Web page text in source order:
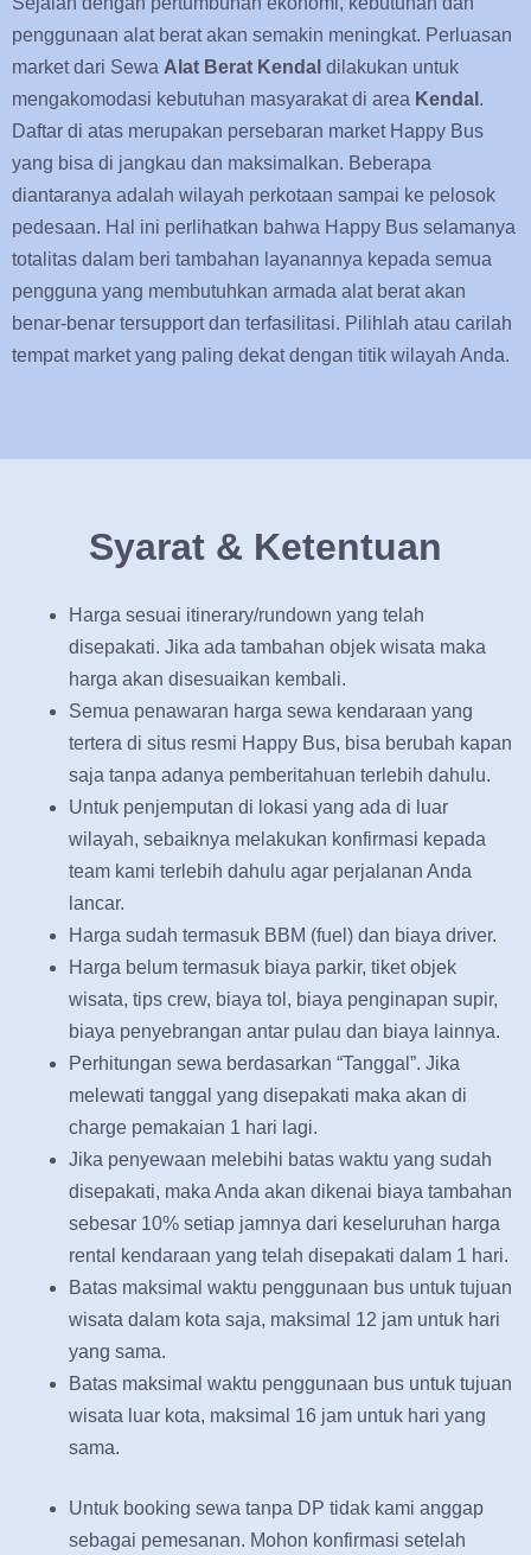
penggunaan alat berat akan semakin meningkat. Perluasan
market dari Sewa Alat Berat Kendal dilakukan untuk
mengakomodasi kebutuhan masyarakat di area Kendal .
Daftar di atas merupakan persebaran market Happy Bus
yang bisa di jangkau dan maksimalkan. Beberapa
diantaranya adalah wilayah perkotaan sampai ke pelosok
pedesaan. Hal ini perlihatkan bahwa Happy Bus selamanya
totalitas dalam beri tambahan layanannya kepada semua
pengguna yang membutuhkan armada alat berat akan
benar-benar tersupport dan terfasilitasi. Pilihlah atau carilah
tempat market yang paling dekat dengan titik wilayah Anda.
Syarat & Ketentuan
Harga sesuai itinerary/rundown yang telah
disepakati. Jika ada tambahan objek wisata maka
harga akan disesuaikan kembali.
Semua penawaran harga sewa kendaraan yang
tertera di situs resmi Happy Bus, bisa berubah kapan
saja tanpa adanya pemberitahuan terlebih dahulu.
Untuk penjemputan di lokasi yang ada di luar
wilayah, sebaiknya melakukan konfirmasi kepada
team kami terlebih dahulu agar perjalanan Anda
lancar.
Harga sudah termasuk BBM (fuel) dan biaya driver.
Harga belum termasuk biaya parkir, tiket objek
wisata, tips crew, biaya tol, biaya penginapan supir,
biaya penyebrangan antar pulau dan biaya lainnya.
Perhitungan sewa berdasarkan “Tanggal”. Jika
melewati tanggal yang disepakati maka akan di
charge pemakaian 1 hari lagi.
Jika penyewaan melebihi batas waktu yang sudah
disepakati, maka Anda akan dikenai biaya tambahan
sebesar 10% setiap jamnya dari keseluruhan harga
rental kendaraan yang telah disepakati dalam 1 hari.
Batas maksimal waktu penggunaan bus untuk tujuan
wisata dalam kota saja, maksimal 12 jam untuk hari
yang sama.
Batas maksimal waktu penggunaan bus untuk tujuan
wisata luar kota, maksimal 16 jam untuk hari yang
sama.
Untuk booking sewa tanpa DP tidak kami anggap
sebagai pemesanan. Mohon konfirmasi setelah